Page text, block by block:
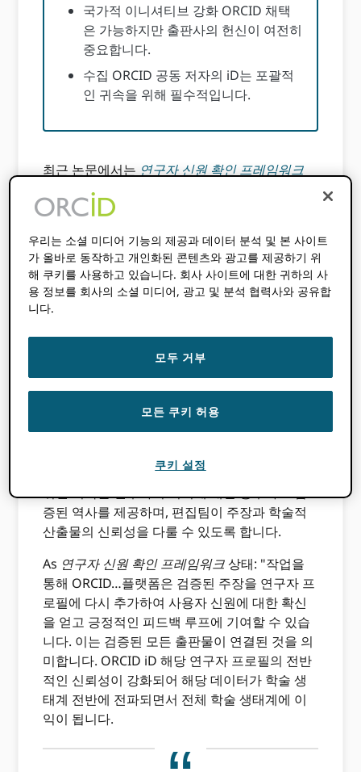
국가적 이니셔티브 강화 ORCID 채택
은 가능하지만 출판사의 헌신이 여전히
중요합니다.
수집 ORCID 공동 저자의 iD는 포괄적
인 귀속을 위해 필수적입니다.
최근 논문에서는 연구자 신원 확인 프레임워크
STM은 편집팀이 두 가지 주요 측면에 초점을 맞
춰 사용자의 신뢰성을 평가할 수 있다고 제안했
개인 신원 확인: 사용자의 개인 신원을 확인
합니다.
ORCID 두 차원을 모두 다룹니다. 작성자에게 인
증된 ORCID iD 투고 과정에서 편집자는 연구자
가 직접 관리하는 영구 고유 식별자를 통해 "저자
를 알 수" 있습니다. 이러한 인증 단계는 사칭이
나 부정 투고의 위험을 줄이는 데 도움이 될 수 있
등의 출처에서 얻은 신뢰할 수 있는 데이터로 채
워진 기록은 연구자의 기여에 대한 풍부하고 검
증된 역사를 제공하며, 편집팀이 주장과 학술적
산출물의 신뢰성을 다룰 수 있도록 합니다.
As 연구자 신원 확인 프레임워크상태: "작업을
통해 ORCID…플랫폼은 검증된 주장을 연구자 프
로필에 다시 추가하여 사용자 신원에 대한 확신
을 얻고 긍정적인 피드백 루프에 기여할 수 있습
니다. 이는 검증된 모든 출판물이 연결된 것을 의
미합니다. ORCID iD 해당 연구자 프로필의 전반
적인 신뢰성이 강화되어 해당 데이터가 학술 생
태계 전반에 전파되면서 전체 학술 생태계에 이
익이 됩니다.
우리는 소셜 미디어 기능의 제공과 데이터 분석 및 본 사이트
가 올바로 동작하고 개인화된 콘텐츠와 광고를 제공하기 위
해 쿠키를 사용하고 있습니다. 회사 사이트에 대한 귀하의 사
용 정보를 회사의 소셜 미디어, 광고 및 분석 협력사와 공유합
니다.
모두 거부
모든 쿠키 허용
쿠키 설정